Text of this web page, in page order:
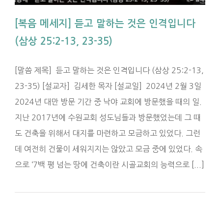
[복음 메세지] 듣고 말하는 것은 인격입니다
(삼상 25:2-13, 23-35)
[말씀 제목] 듣고 말하는 것은 인격입니다 (삼상 25:2-13,
23-35) [설교자] 김세한 목자 [설교일] 2024년 2월 3일
2024년 대만 방문 기간 중 낙야 교회에 방문했을 때의 일.
지난 2017년에 수원교회 성도님들과 방문했었는데 그 때
도 건축을 위해서 대지를 마련하고 모금하고 있었다. 그런
데 여전히 건물이 세워지지는 않았고 모금 중에 있었다. 속
으로 ‘7백 평 넘는 땅에 건축이란 시골교회의 능력으로 [...]